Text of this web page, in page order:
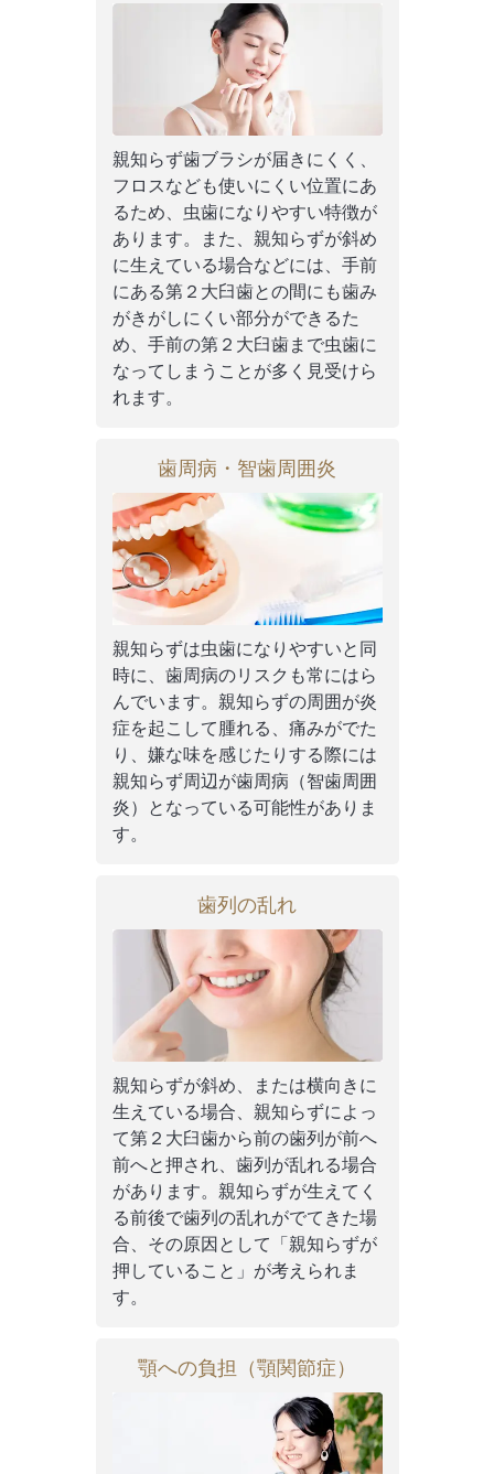
親知らず歯ブラシが届きにくく、
フロスなども使いにくい位置にあ
るため、虫歯になりやすい特徴が
あります。また、親知らずが斜め
に生えている場合などには、手前
にある第２大臼歯との間にも歯み
がきがしにくい部分ができるた
め、手前の第２大臼歯まで虫歯に
なってしまうことが多く見受けら
れます。
歯周病・智歯周囲炎
親知らずは虫歯になりやすいと同
時に、歯周病のリスクも常にはら
んでいます。親知らずの周囲が炎
症を起こして腫れる、痛みがでた
り、嫌な味を感じたりする際には
親知らず周辺が歯周病（智歯周囲
炎）となっている可能性がありま
す。
歯列の乱れ
親知らずが斜め、または横向きに
生えている場合、親知らずによっ
て第２大臼歯から前の歯列が前へ
前へと押され、歯列が乱れる場合
があります。親知らずが生えてく
る前後で歯列の乱れがでてきた場
合、その原因として「親知らずが
押していること」が考えられま
す。
顎への負担（顎関節症）